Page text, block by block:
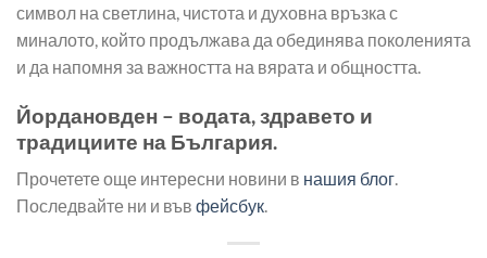
символ на светлина, чистота и духовна връзка с
миналото, който продължава да обединява поколенията
и да напомня за важността на вярата и общността.
Йордановден – водата, здравето и
традициите на България.
Прочетете още интересни новини в нашия блог.
Последвайте ни и във фейсбук.